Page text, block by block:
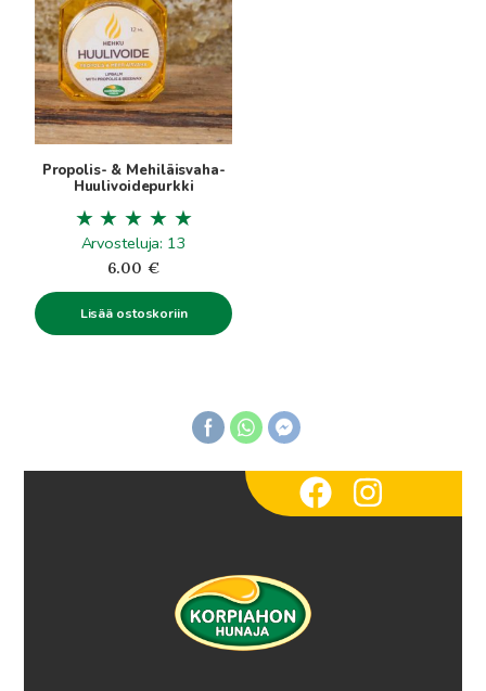
Propolis- & Mehiläisvaha-
Huulivoidepurkki
Arvosteluja: 13
6.00 €
Lisää ostoskoriin